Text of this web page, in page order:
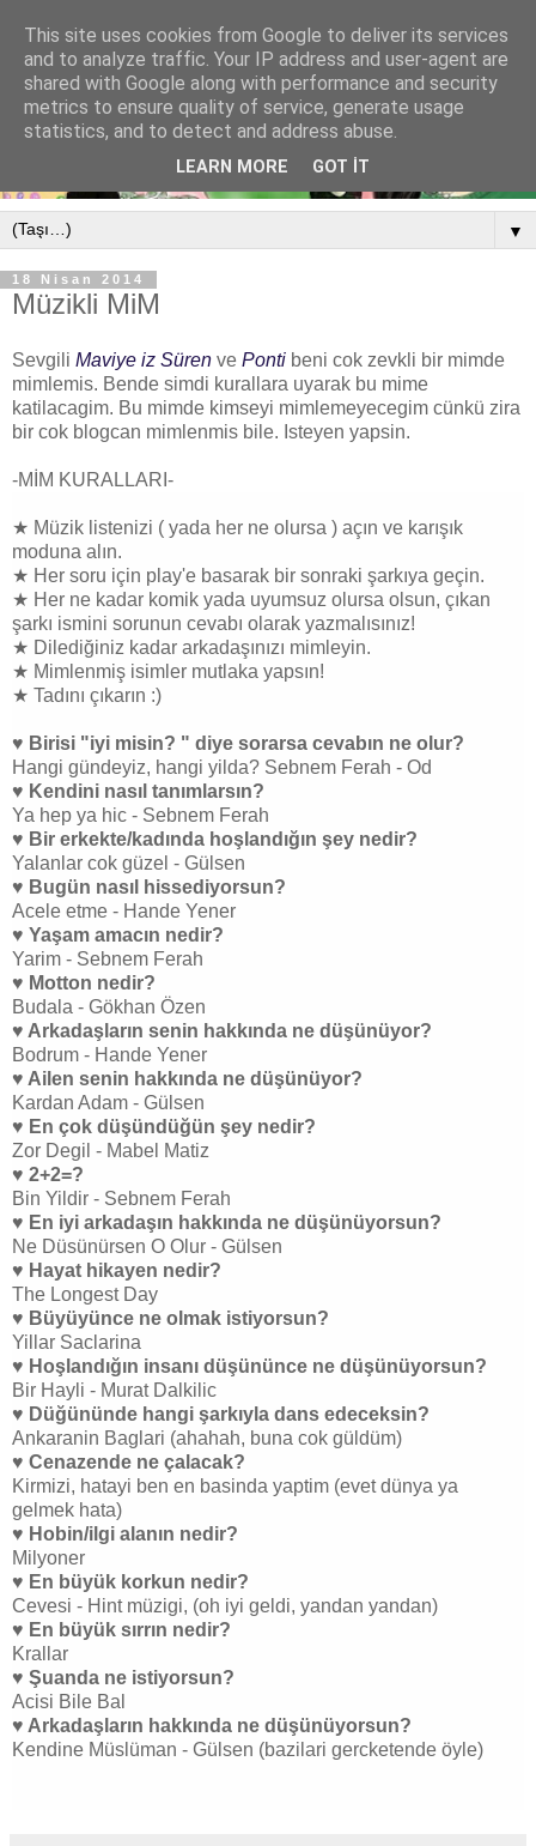
▼
18 Nisan 2014
Müzikli MiM
Sevgili Maviye iz Süren ve Ponti beni cok zevkli bir mimde
mimlemis. Bende simdi kurallara uyarak bu mime
katilacagim. Bu mimde kimseyi mimlemeyecegim cünkü zira
bir cok blogcan mimlenmis bile. Isteyen yapsin.
-MİM KURALLARI-
★ Müzik listenizi ( yada her ne olursa ) açın ve karışık
moduna alın.
★ Her soru için play'e basarak bir sonraki şarkıya geçin.
★ Her ne kadar komik yada uyumsuz olursa olsun, çıkan
şarkı ismini sorunun cevabı olarak yazmalısınız!
★ Dilediğiniz kadar arkadaşınızı mimleyin.
★ Mimlenmiş isimler mutlaka yapsın!
★ Tadını çıkarın :)
♥ Birisi "iyi misin? " diye sorarsa cevabın ne olur?
Hangi gündeyiz, hangi yilda? Sebnem Ferah - Od
♥ Kendini nasıl tanımlarsın?
Ya hep ya hic - Sebnem Ferah
♥ Bir erkekte/kadında hoşlandığın şey nedir?
Yalanlar cok güzel - Gülsen
♥ Bugün nasıl hissediyorsun?
Acele etme - Hande Yener
♥ Yaşam amacın nedir?
Yarim - Sebnem Ferah
♥ Motton nedir?
Budala - Gökhan Özen
♥ Arkadaşların senin hakkında ne düşünüyor?
Bodrum - Hande Yener
♥ Ailen senin hakkında ne düşünüyor?
Kardan Adam - Gülsen
♥ En çok düşündüğün şey nedir?
Zor Degil - Mabel Matiz
♥ 2+2=?
Bin Yildir - Sebnem Ferah
♥ En iyi arkadaşın hakkında ne düşünüyorsun?
Ne Düsünürsen O Olur - Gülsen
♥ Hayat hikayen nedir?
The Longest Day
♥ Büyüyünce ne olmak istiyorsun?
Yillar Saclarina
♥ Hoşlandığın insanı düşününce ne düşünüyorsun?
Bir Hayli - Murat Dalkilic
♥ Düğününde hangi şarkıyla dans edeceksin?
Ankaranin Baglari (ahahah, buna cok güldüm)
♥ Cenazende ne çalacak?
Kirmizi, hatayi ben en basinda yaptim (evet dünya ya
gelmek hata)
♥ Hobin/ilgi alanın nedir?
Milyoner
♥ En büyük korkun nedir?
Cevesi - Hint müzigi, (oh iyi geldi, yandan yandan)
♥ En büyük sırrın nedir?
Krallar
♥ Şuanda ne istiyorsun?
Acisi Bile Bal
♥ Arkadaşların hakkında ne düşünüyorsun?
Kendine Müslüman - Gülsen (bazilari gercketende öyle)
This site uses cookies from Google to deliver its services
and to analyze traffic. Your IP address and user-agent are
shared with Google along with performance and security
metrics to ensure quality of service, generate usage
statistics, and to detect and address abuse.
LEARN MORE GOT IT